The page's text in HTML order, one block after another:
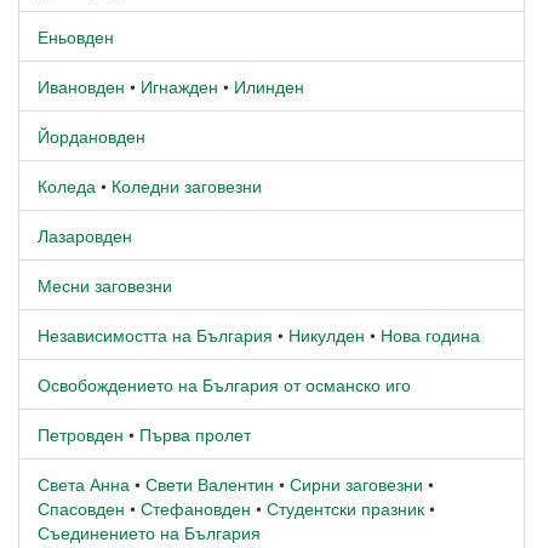
Еньовден
Ивановден • Игнажден • Илинден
Йордановден
Коледа • Коледни заговезни
Лазаровден
Месни заговезни
Независимостта на България • Никулден • Нова година
Освобождението на България от османско иго
Петровден • Първа пролет
Света Анна • Свети Валентин • Сирни заговезни •
Спасовден • Стефановден • Студентски празник •
Съединението на България